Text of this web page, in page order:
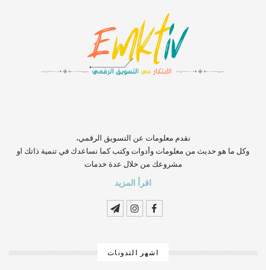
‏‏‏‏‏‏‏‏‏‏‏‏‏‏‏‏‏‏‏‏‏‏‏‏‏‏‏‏‏‏‏نقدم معلومات عن التسويق الرقمي،
وكل ما هو حديث من معلومات وأدوات وكتب كما نساعدك في تنمية ذاتك او
مشروعك من خلال عدة خدمات
اقرأ المزيد
اشهر التدونات